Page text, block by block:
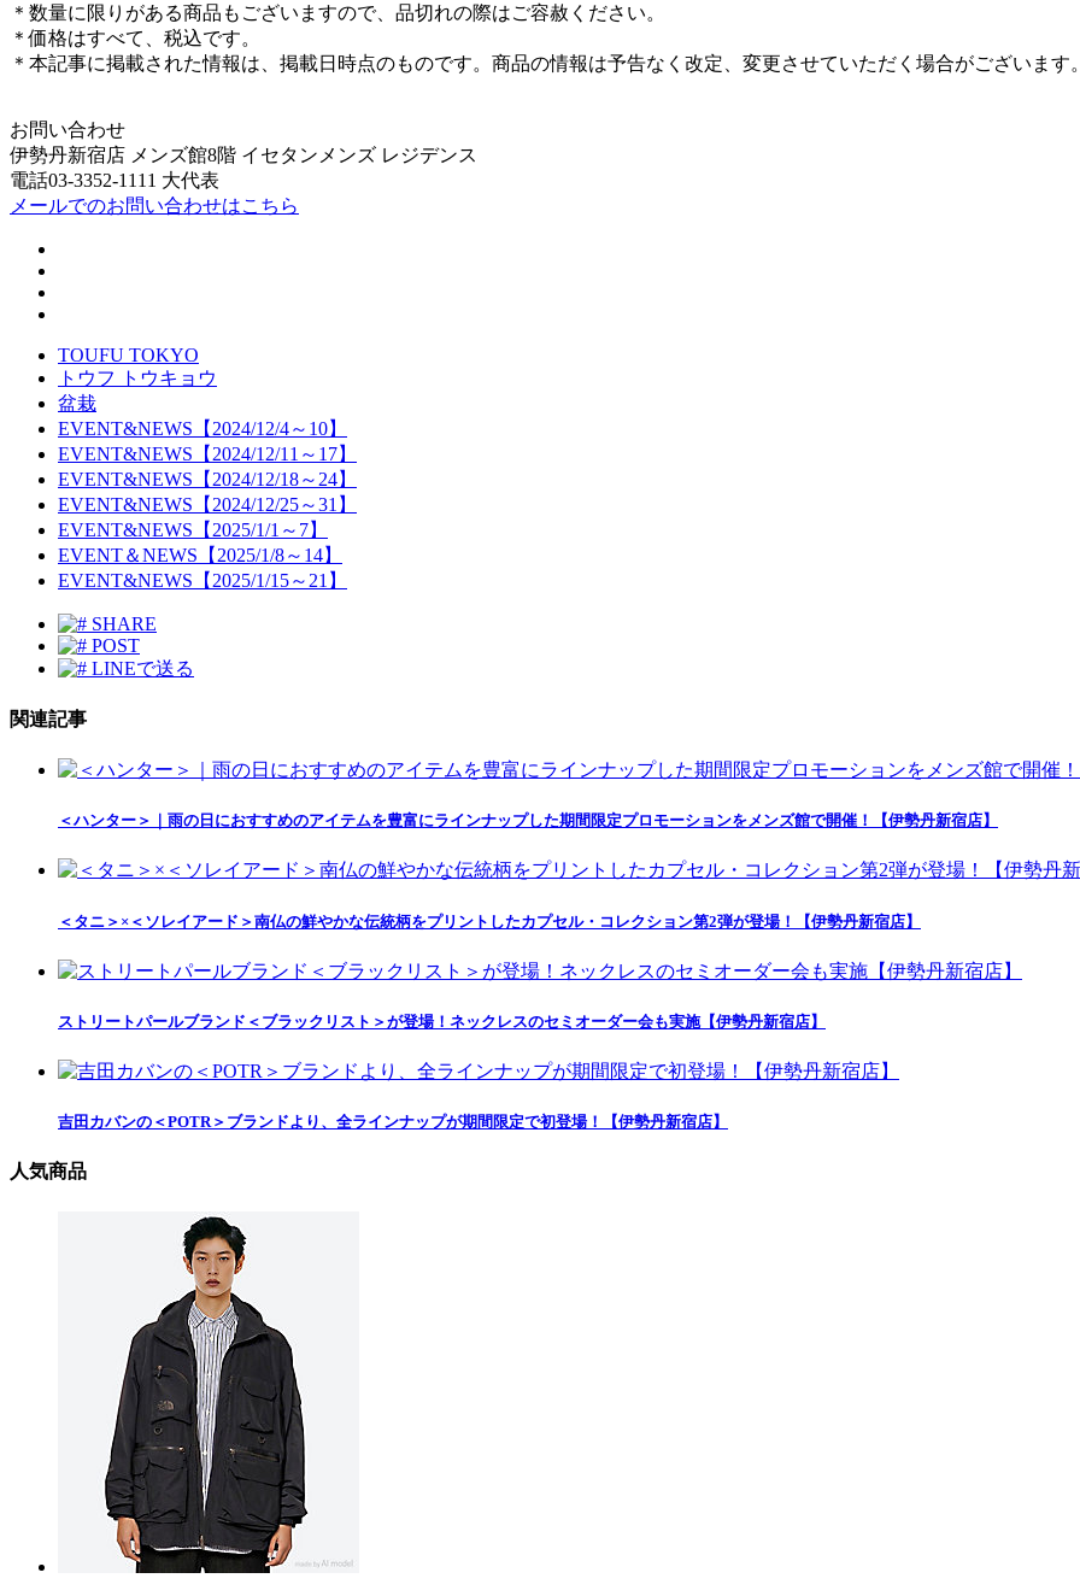
＊数量に限りがある商品もございますので、品切れの際はご容赦ください。
＊価格はすべて、税込です。
＊本記事に掲載された情報は、掲載日時点のものです。商品の情報は予告なく改定、変更させていただく場合がございます。
お問い合わせ
伊勢丹新宿店 メンズ館8階 イセタンメンズ レジデンス
電話03-3352-1111 大代表
メールでのお問い合わせはこちら
TOUFU TOKYO
トウフ トウキョウ
盆栽
EVENT&NEWS【2024/12/4～10】
EVENT&NEWS【2024/12/11～17】
EVENT&NEWS【2024/12/18～24】
EVENT&NEWS【2024/12/25～31】
EVENT&NEWS【2025/1/1～7】
EVENT＆NEWS【2025/1/8～14】
EVENT&NEWS【2025/1/15～21】
SHARE
POST
LINEで送る
関連記事
＜ハンター＞｜雨の日におすすめのアイテムを豊富にラインナップした期間限定プロモーションをメンズ館で開催！【伊勢丹新宿店】
＜タニ＞×＜ソレイアード＞南仏の鮮やかな伝統柄をプリントしたカプセル・コレクション第2弾が登場！【伊勢丹新宿店】
ストリートパールブランド＜ブラックリスト＞が登場！ネックレスのセミオーダー会も実施【伊勢丹新宿店】
吉田カバンの＜POTR＞ブランドより、全ラインナップが期間限定で初登場！【伊勢丹新宿店】
人気商品